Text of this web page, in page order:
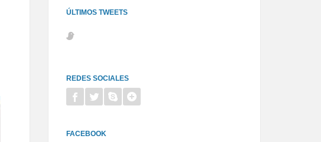
ÚLTIMOS TWEETS
REDES SOCIALES
FACEBOOK